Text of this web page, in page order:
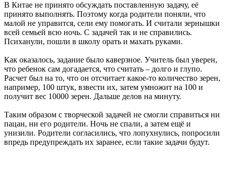
В Китае не принято обсуждать поставленную задачу, её
принято выполнять. Поэтому когда родители поняли, что
малой не управится, сели ему помогать. И считали зернышки
всей семьей всю ночь. С задачей так и не справились.
Психанули, пошли в школу орать и махать руками.
Как оказалось, задание было каверзное. Учитель был уверен,
что ребенок сам догадается, что считать – долго и глупо.
Расчет был на то, что он отсчитает какое-то количество зерен,
например, 100 штук, взвести их, затем умножит на 100 и
получит вес 10000 зерен. Дальше делов на минуту.
Таким образом с творческой задачей не смогли справиться ни
пацан, ни его родители. Ночь не спали, а затем ещё и
унизили. Родители согласились, что лопухнулись, попросили
впредь предупреждать их заранее, если такие задачи будут.